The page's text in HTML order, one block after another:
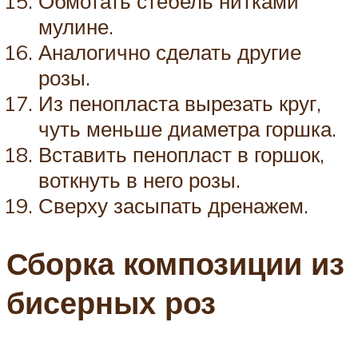
мулине.
Аналогично сделать другие
розы.
Из пенопласта вырезать круг,
чуть меньше диаметра горшка.
Вставить пенопласт в горшок,
воткнуть в него розы.
Сверху засыпать дренажем.
Сборка композиции из
бисерных роз